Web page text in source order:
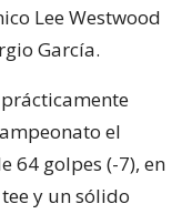
Lee Westwood
García.
prácticamente
el
64 golpes (-7), en
y un sólido